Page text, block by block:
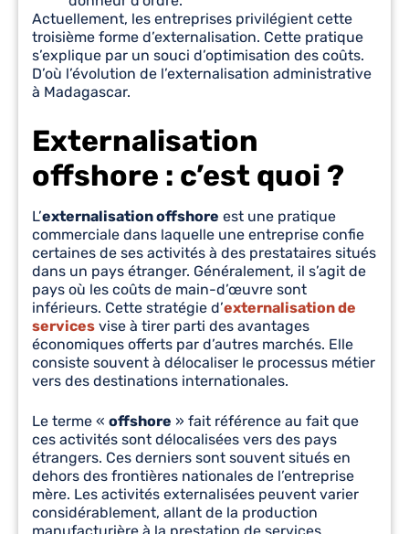
Actuellement, les entreprises privilégient cette
troisième forme d’externalisation. Cette pratique
s’explique par un souci d’optimisation des coûts.
D’où l’évolution de l’externalisation administrative
à Madagascar.
Externalisation
offshore : c’est quoi ?
L’externalisation offshore est une pratique
commerciale dans laquelle une entreprise confie
certaines de ses activités à des prestataires situés
dans un pays étranger. Généralement, il s’agit de
pays où les coûts de main-d’œuvre sont
inférieurs. Cette stratégie d’externalisation de
services vise à tirer parti des avantages
économiques offerts par d’autres marchés. Elle
consiste souvent à délocaliser le processus métier
vers des destinations internationales.
Le terme « offshore » fait référence au fait que
ces activités sont délocalisées vers des pays
étrangers. Ces derniers sont souvent situés en
dehors des frontières nationales de l’entreprise
mère. Les activités externalisées peuvent varier
considérablement, allant de la production